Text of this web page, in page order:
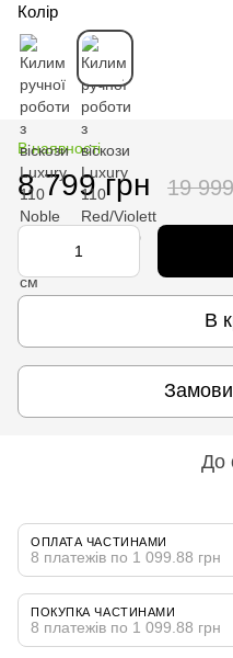
Колір
В наявності
8 799 грн 19
В
До
ОПЛАТА ЧАСТИНАМИ
8 платежів по 1 099.88 грн
ПОКУПКА ЧАСТИНАМИ
8 платежів по 1 099.88 грн